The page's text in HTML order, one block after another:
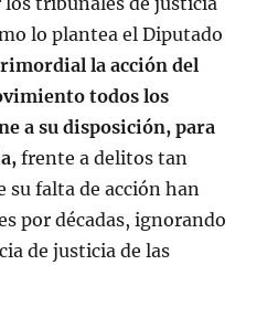
lo plantea el Diputado
la acción del
todos los
a su disposición, para
frente a delitos tan
su falta de acción han
por décadas, ignorando
de justicia de las